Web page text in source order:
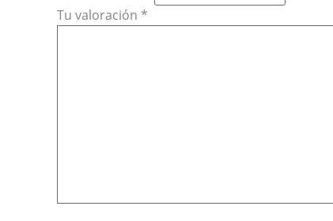
Tu valoración *